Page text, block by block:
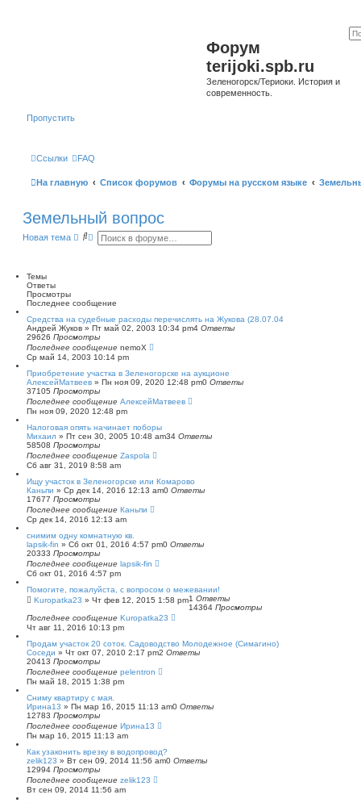
Форум
terijoki.spb.ru
Зеленогорск/Териоки. История и
современность.
Пропустить
Ссылки FAQ
На главную Список форумов Форумы на русском языке
Земельный вопрос
Новая тема
П Р
н
ы
й
п
о
и
с
к
Темы
Ответы
Просмотры
Последнее сообщение
Средства на судебные расходы перечислять на Жукова (28.07.04
Андрей Жуков » Пт май 02, 2003 10:34 pm4 Ответы
29626 Просмотры
Последнее сообщение nemoX
Ср май 14, 2003 10:14 pm
Приобретение участка в Зеленогорске на аукционе
АлексейМатвеев » Пн ноя 09, 2020 12:48 pm0 Ответы
37105 Просмотры
Последнее сообщение АлексейМатвеев
Пн ноя 09, 2020 12:48 pm
Налоговая опять начинает поборы
Михаил » Пт сен 30, 2005 10:48 am34 Ответы
58508 Просмотры
Последнее сообщение Zaspola
Сб авг 31, 2019 8:58 am
Ищу участок в Зеленогорске или Комарово
Каньпи » Ср дек 14, 2016 12:13 am0 Ответы
17677 Просмотры
Последнее сообщение Каньпи
Ср дек 14, 2016 12:13 am
снимим одну комнатную кв.
lapsik-fin » Сб окт 01, 2016 4:57 pm0 Ответы
20333 Просмотры
Последнее сообщение lapsik-fin
Сб окт 01, 2016 4:57 pm
Помогите, пожалуйста, с вопросом о межевании!
Kuropatka23 » Чт фев 12, 2015 1:58 pm1 Ответы
14364 Просмотры
Последнее сообщение Kuropatka23
Чт авг 11, 2016 10:13 pm
Продам участок 20 соток. Садоводство Молодежное (Симагино)
Соседи » Чт окт 07, 2010 2:17 pm2 Ответы
20413 Просмотры
Последнее сообщение pelentron
Пн май 18, 2015 1:38 pm
Сниму квартиру с мая.
Ирина13 » Пн мар 16, 2015 11:13 am0 Ответы
12783 Просмотры
Последнее сообщение Ирина13
Пн мар 16, 2015 11:13 am
Как узаконить врезку в водопровод?
zelik123 » Вт сен 09, 2014 11:56 am0 Ответы
12994 Просмотры
Последнее сообщение zelik123
Вт сен 09, 2014 11:56 am